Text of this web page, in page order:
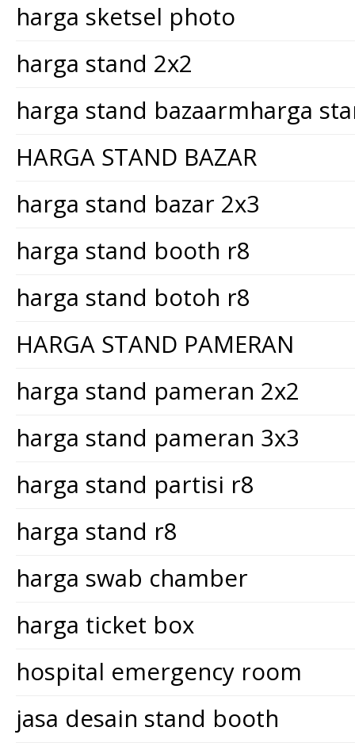
harga sketsel photo
harga stand 2x2
harga stand bazaarmharga
HARGA STAND BAZAR
harga stand bazar 2x3
harga stand booth r8
harga stand botoh r8
HARGA STAND PAMERAN
harga stand pameran 2x2
harga stand pameran 3x3
harga stand partisi r8
harga stand r8
harga swab chamber
harga ticket box
hospital emergency room
jasa desain stand booth